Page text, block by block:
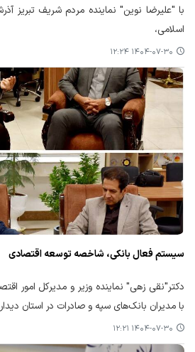
با "علیرضا نوین" نماینده مردم شریف تبریز
اسلامی،
۱۴۰۴-۰۷-۳۰ ۱۲:۲۴
سیستم فعال بانکی، شاخصه توسعه اقتصادی
دکتر"نقی زهی" نماینده وزیر و مدیرکل امور
با مدیران بانک‌های سپه و صادرات در استان
۱۴۰۴-۰۷-۳۰ ۱۲:۲۱